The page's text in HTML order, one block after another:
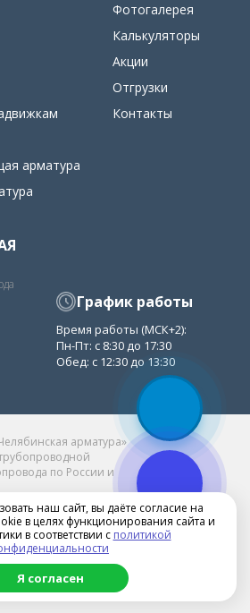
арматура
Фотогалерея
Калькуляторы
Акции
Отгрузки
Контакты
График работы
Время работы (МСК+2):
Пн-Пт: с 8:30 до 17:30
Обед: с 12:30 до 13:30
арматура»
по России и
наш сайт, вы даёте согласие на
в целях функционирования сайта и
в соответствии с политикой
Я согласен